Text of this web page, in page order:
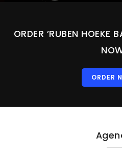
GEAR
ORDER ’RUBEN HOEKE
ORDER